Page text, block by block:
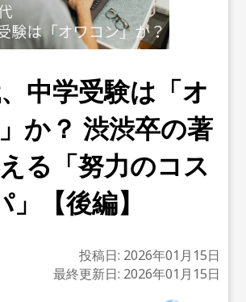
中学受験は「オ
か？ 渋渋卒の著
る「努力のコス
」【後編】
投稿日: 2026年01月15日
最終更新日: 2026年01月15日